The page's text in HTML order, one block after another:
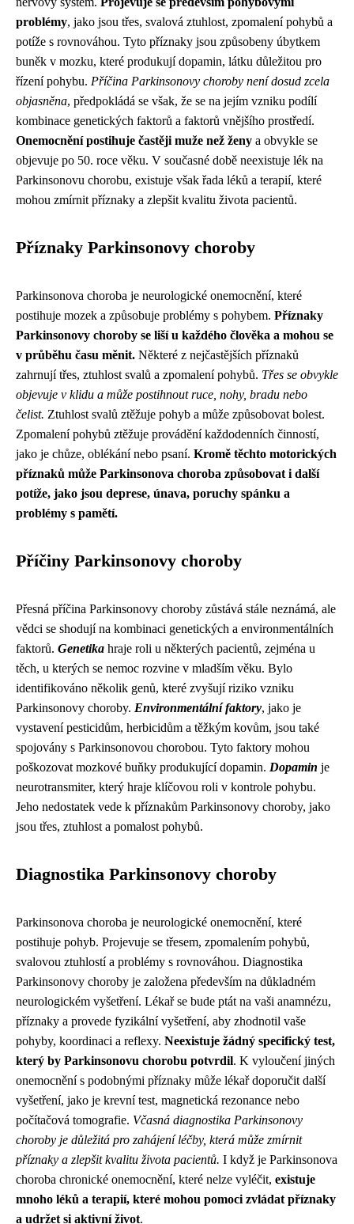
problémy, jako jsou třes, svalová ztuhlost, zpomalení pohybů a
potíže s rovnováhou. Tyto příznaky jsou způsobeny úbytkem
buněk v mozku, které produkují dopamin, látku důležitou pro
řízení pohybu. Příčina Parkinsonovy choroby není dosud zcela
objasněna, předpokládá se však, že se na jejím vzniku podílí
kombinace genetických faktorů a faktorů vnějšího prostředí.
Onemocnění postihuje častěji muže než ženy a obvykle se
objevuje po 50. roce věku. V současné době neexistuje lék na
Parkinsonovu chorobu, existuje však řada léků a terapií, které
mohou zmírnit příznaky a zlepšit kvalitu života pacientů.
Příznaky Parkinsonovy choroby
Parkinsonova choroba je neurologické onemocnění, které
postihuje mozek a způsobuje problémy s pohybem. Příznaky
Parkinsonovy choroby se liší u každého člověka a mohou se
v průběhu času měnit. Některé z nejčastějších příznaků
zahrnují třes, ztuhlost svalů a zpomalení pohybů. Třes se obvykle
objevuje v klidu a může postihnout ruce, nohy, bradu nebo
čelist. Ztuhlost svalů ztěžuje pohyb a může způsobovat bolest.
Zpomalení pohybů ztěžuje provádění každodenních činností,
jako je chůze, oblékání nebo psaní. Kromě těchto motorických
příznaků může Parkinsonova choroba způsobovat i další
potíže, jako jsou deprese, únava, poruchy spánku a
problémy s pamětí.
Příčiny Parkinsonovy choroby
Přesná příčina Parkinsonovy choroby zůstává stále neznámá, ale
vědci se shodují na kombinaci genetických a environmentálních
faktorů. Genetika hraje roli u některých pacientů, zejména u
těch, u kterých se nemoc rozvine v mladším věku. Bylo
identifikováno několik genů, které zvyšují riziko vzniku
Parkinsonovy choroby. Environmentální faktory, jako je
vystavení pesticidům, herbicidům a těžkým kovům, jsou také
spojovány s Parkinsonovou chorobou. Tyto faktory mohou
poškozovat mozkové buňky produkující dopamin. Dopamin je
neurotransmiter, který hraje klíčovou roli v kontrole pohybu.
Jeho nedostatek vede k příznakům Parkinsonovy choroby, jako
jsou třes, ztuhlost a pomalost pohybů.
Diagnostika Parkinsonovy choroby
Parkinsonova choroba je neurologické onemocnění, které
postihuje pohyb. Projevuje se třesem, zpomalením pohybů,
svalovou ztuhlostí a problémy s rovnováhou. Diagnostika
Parkinsonovy choroby je založena především na důkladném
neurologickém vyšetření. Lékař se bude ptát na vaši anamnézu,
příznaky a provede fyzikální vyšetření, aby zhodnotil vaše
pohyby, koordinaci a reflexy. Neexistuje žádný specifický test,
který by Parkinsonovu chorobu potvrdil. K vyloučení jiných
onemocnění s podobnými příznaky může lékař doporučit další
vyšetření, jako je krevní test, magnetická rezonance nebo
počítačová tomografie. Včasná diagnostika Parkinsonovy
choroby je důležitá pro zahájení léčby, která může zmírnit
příznaky a zlepšit kvalitu života pacientů. I když je Parkinsonova
choroba chronické onemocnění, které nelze vyléčit, existuje
mnoho léků a terapií, které mohou pomoci zvládat příznaky
a udržet si aktivní život.